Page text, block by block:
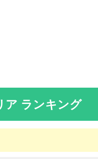
ア ランキング